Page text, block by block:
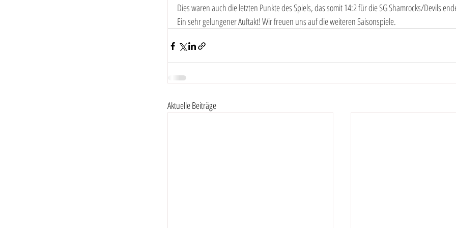
Dies waren auch die letzten Punkte des Spiels, das somit 14:2 für die SG Shamrocks/Devils
Ein sehr gelungener Auftakt! Wir freuen uns auf die weiteren Saisonspiele.
Aktuelle Beiträge